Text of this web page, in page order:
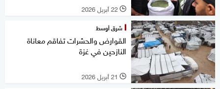
l 22 أبريل 2026
شرق أوسط
القوارض والحشرات تفاقم معاناة
النازحين في غزة
l 21 أبريل 2026